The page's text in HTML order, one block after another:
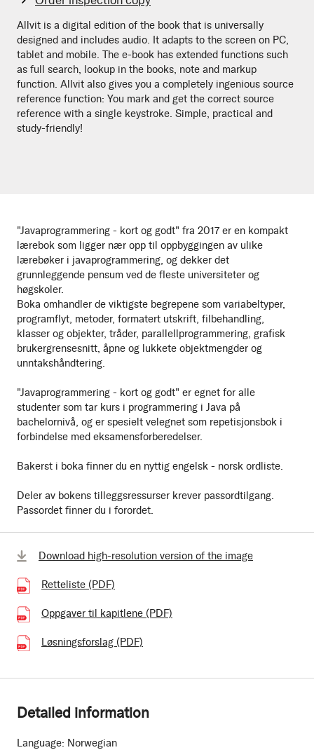
"Javaprogrammering - kort og godt" fra 2017 er en kompakt
lærebok som ligger nær opp til oppbyggingen av ulike
lærebøker i javaprogrammering, og dekker det
grunnleggende pensum ved de fleste universiteter og
høgskoler.
Boka omhandler de viktigste begrepene som variabeltyper,
programflyt, metoder, formatert utskrift, filbehandling,
klasser og objekter, tråder, parallellprogrammering, grafisk
brukergrensesnitt, åpne og lukkete objektmengder og
unntakshåndtering.
"Javaprogrammering - kort og godt" er egnet for alle
studenter som tar kurs i programmering i Java på
bachelornivå, og er spesielt velegnet som repetisjonsbok i
forbindelse med eksamensforberedelser.
Bakerst i boka finner du en nyttig engelsk - norsk ordliste.
Deler av bokens tilleggsressurser krever passordtilgang.
Passordet finner du i forordet.
Allvit is a digital edition of the book that is universally
designed and includes audio. It adapts to the screen on PC,
tablet and mobile. The e-book has extended functions such
as full search, lookup in the books, note and markup
function. Allvit also gives you a completely ingenious source
reference function: You mark and get the correct source
reference with a single keystroke. Simple, practical and
study-friendly!
Download high-resolution version of the image
Retteliste (PDF)
Oppgaver til kapitlene (PDF)
Løsningsforslag (PDF)
Detailed information
Language: Norwegian